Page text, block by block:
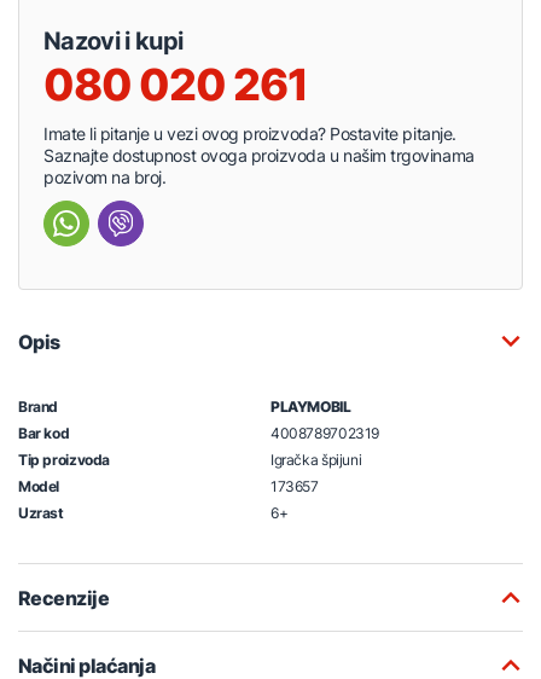
Nazovi i kupi
080 020 261
Imate li pitanje u vezi ovog proizvoda? Postavite pitanje.
Saznajte dostupnost ovoga proizvoda u našim trgovinama
pozivom na broj.
Opis
Brand
PLAYMOBIL
Bar kod
4008789702319
Tip proizvoda
Igračka špijuni
Model
173657
Uzrast
6+
Recenzije
Načini plaćanja